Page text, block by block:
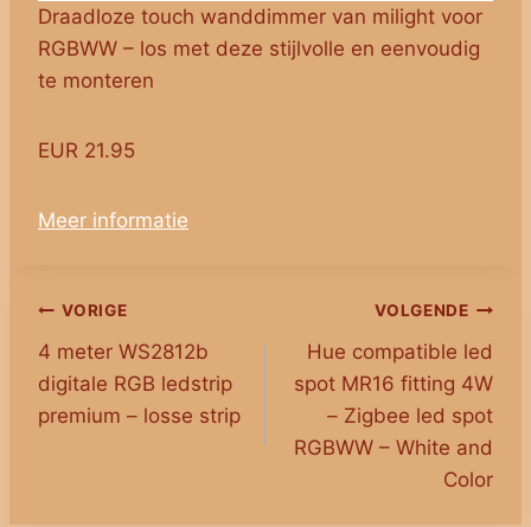
Draadloze touch wanddimmer van milight voor
RGBWW – los met deze stijlvolle en eenvoudig
te monteren
EUR 21.95
Meer informatie
Bericht
navigatie
VORIGE
4 meter WS2812b
digitale RGB ledstrip
premium – losse strip
VOLGENDE
Hue compatible led
spot MR16 fitting 4W
– Zigbee led spot
RGBWW – White and
Color